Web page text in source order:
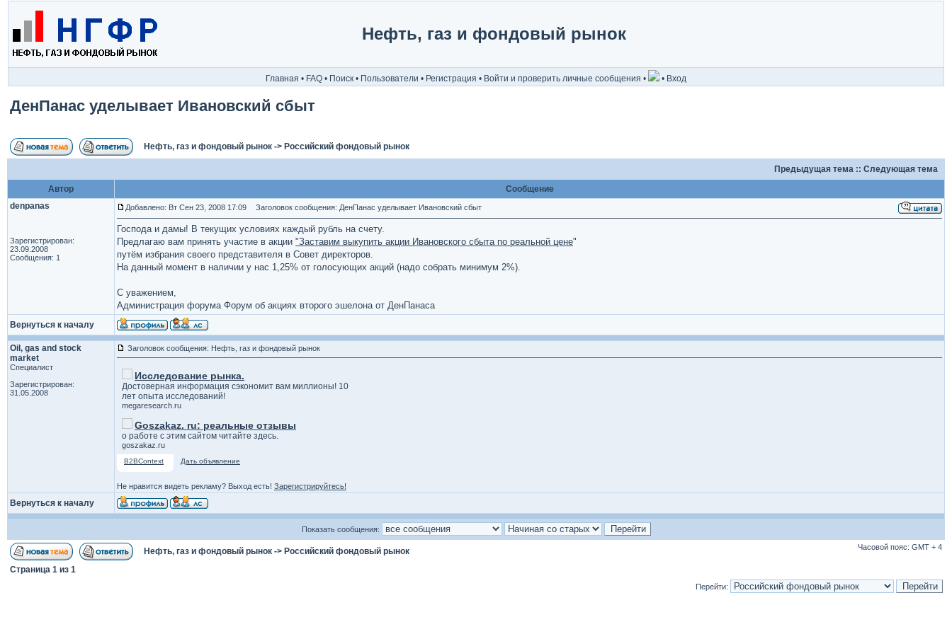
Нефть, газ и фондовый рынок
Главная • FAQ • Поиск • Пользователи • Регистрация • Войти и проверить личные сообщения • • Вход
ДенПанас уделывает Ивановский сбыт
Нефть, газ и фондовый рынок -> Российский фондовый рынок
Предыдущая тема :: Следующая тема
Автор
Сообщение
denpanas
Зарегистрирован:
23.09.2008
Сообщения: 1
Добавлено: Вт Сен 23, 2008 17:09 Заголовок сообщения: ДенПанас уделывает Ивановский сбыт
Господа и дамы! В текущих условиях каждый рубль на счету.
Предлагаю вам принять участие в акции "Заставим выкупить акции Ивановского сбыта по реальной цене"
путём избрания своего представителя в Совет директоров.
На данный момент в наличии у нас 1,25% от голосующих акций (надо собрать минимум 2%).
С уважением,
Администрация форума Форум об акциях второго эшелона от ДенПанаса
Вернуться к началу
Oil, gas and stock
market
Специалист
Зарегистрирован:
31.05.2008
Заголовок сообщения: Нефть, газ и фондовый рынок
Исследование рынка.
Достоверная информация сэкономит вам миллионы! 10
лет опыта исследований!
megaresearch.ru
Goszakaz. ru: реальные отзывы
о работе с этим сайтом читайте здесь.
goszakaz.ru
B2BContext Дать объявление
Не нравится видеть рекламу? Выход есть! Зарегистрируйтесь!
Вернуться к началу
Показать сообщения:
Нефть, газ и фондовый рынок -> Российский фондовый рынок Часовой пояс: GMT + 4
Страница 1 из 1
Перейти: